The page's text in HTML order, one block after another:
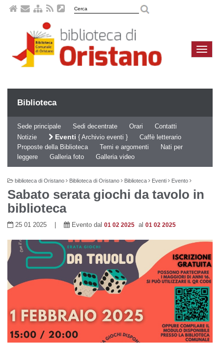
Biblioteca
Sede principale Sedi decentrate Orari
Contatti
Notizie
Eventi Archivio eventi
Caffè letterario
Proposte della Biblioteca
Temi e argomenti
Nati per
leggere
Galleria foto Galleria video
biblioteca di Oristano Biblioteca di Oristano Biblioteca Eventi Evento
Sabato serata giochi da tavolo in
biblioteca
25 01 2025 | Evento dal 01 02 2025 al 01 02 2025